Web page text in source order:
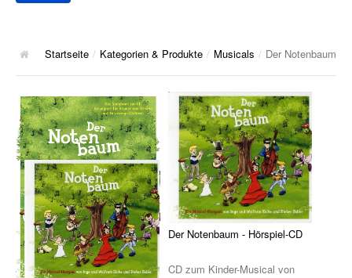
Songbooks
ACT Music
Die Ärzte
Die Toten Hosen
Rosenstolz
Die kleinen Songbooks
Die großen Songbooks
Startseite / Kategorien & Produkte / Musicals / Der Notenbaum
Der Notenbaum - Hörspiel-CD
CD zum Kinder-Musical von